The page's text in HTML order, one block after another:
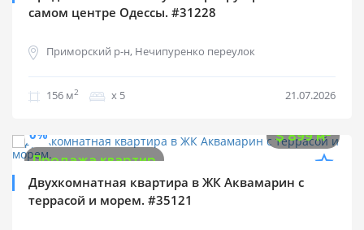
самом центре Одессы. #31228
Приморский р-н, Нечипуренко переулок
156 м2 х 5 21.07.2026
0%
$899 м2
Продажа квартир
Двухкомнатная квартира в ЖК Аквамарин с
террасой и морем. #35121